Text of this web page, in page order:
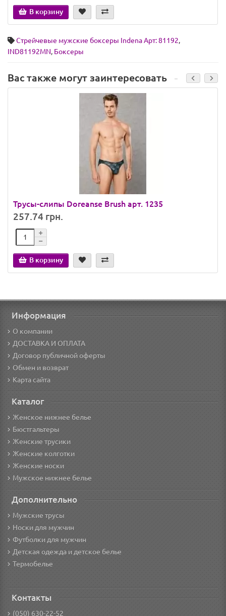
В корзину
Стрейчевые мужские боксеры Indena Арт: 81192,
IND81192MN, Боксеры
Вас также могут заинтересовать
Трусы-слипы Doreanse Brush арт. 1235
257.74 грн.
В корзину
Информация
О компании
ДОСТАВКА И ОПЛАТА
Договор публичной оферты
Обмен и возврат
Карта сайта
Каталог
Женское нижнее белье
Бюстгальтеры
Женские трусики
Женские колготки
Женские носки
Мужское нижнее белье
Дополнительно
Мужские трусы
Носки для мужчин
Футболки для мужчин
Детская одежда и детское белье
Термобелье
Контакты
(050) 630-22-52